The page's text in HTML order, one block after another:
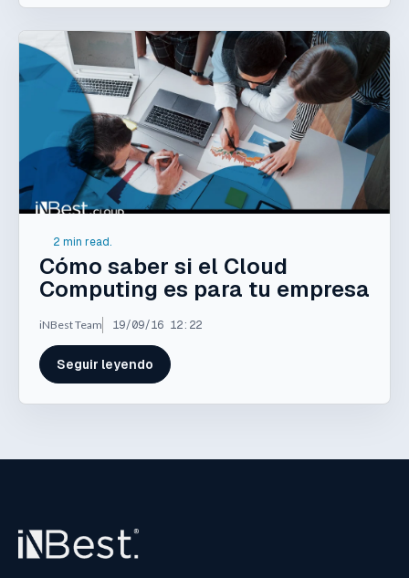
2 min read.
Cómo saber si el Cloud
Computing es para tu empresa
iNBest Team 19/09/16 12:22
Seguir leyendo